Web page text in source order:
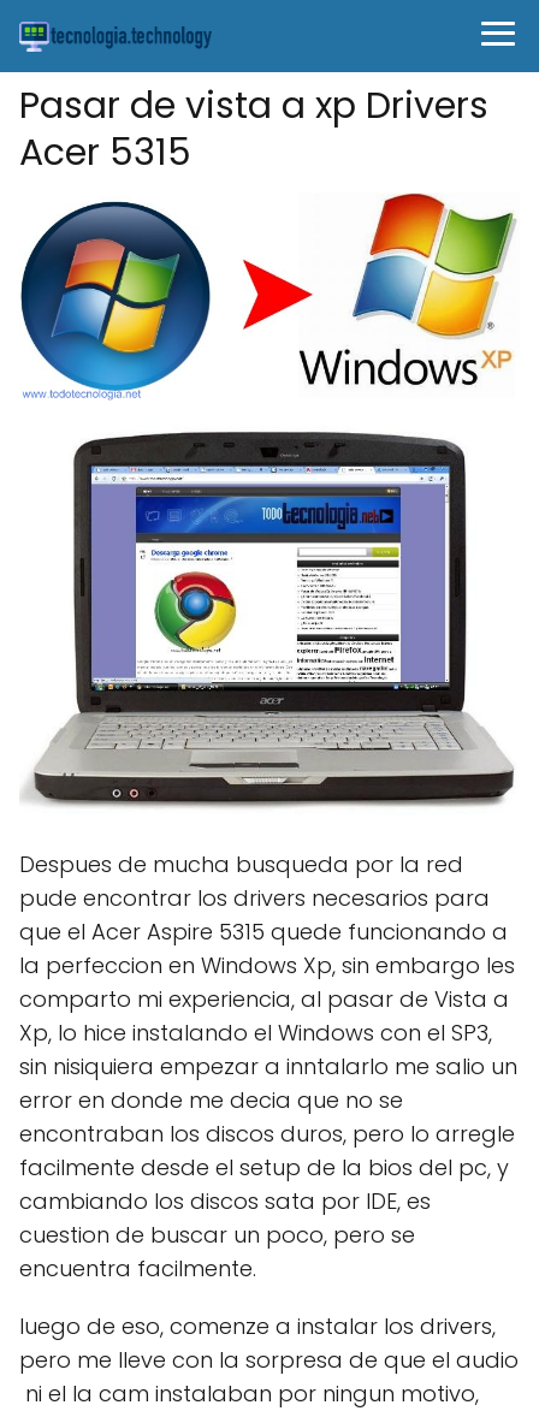
Pasar de vista a xp Drivers
Acer 5315
Despues de mucha busqueda por la red
pude encontrar los drivers necesarios para
que el Acer Aspire 5315 quede funcionando a
la perfeccion en Windows Xp, sin embargo les
comparto mi experiencia, al pasar de Vista a
Xp, lo hice instalando el Windows con el SP3,
sin nisiquiera empezar a inntalarlo me salio un
error en donde me decia que no se
encontraban los discos duros, pero lo arregle
facilmente desde el setup de la bios del pc, y
cambiando los discos sata por IDE, es
cuestion de buscar un poco, pero se
encuentra facilmente.
luego de eso, comenze a instalar los drivers,
pero me lleve con la sorpresa de que el audio
ni el la cam instalaban por ningun motivo,